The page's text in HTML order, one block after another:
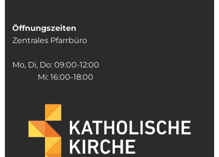
Öffnungszeiten
Zentrales Pfarrbüro
Mo, Di, Do: 09:00-12:00
Mi: 16:00-18:00